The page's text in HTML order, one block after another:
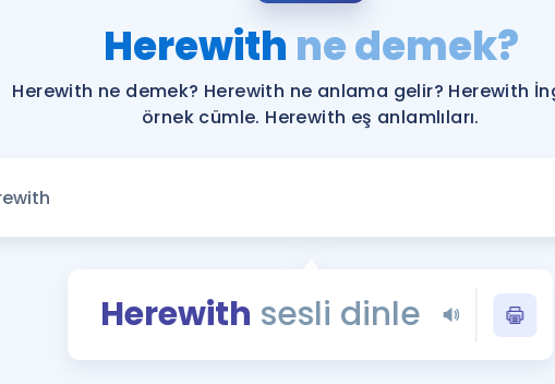
YDS ve YÖKDİL
Rehberlik Aracı
YDS ve YÖKDİL'e
Tüm ÖSYM
YDS - YÖKDİL
İngilizce Gramer
Herewith ne demek?
Herewith ne demek? Herewith ne anlama gelir? Herewith
örnek cümle. Herewith eş anlamlıları.
Herewith sesli dinle